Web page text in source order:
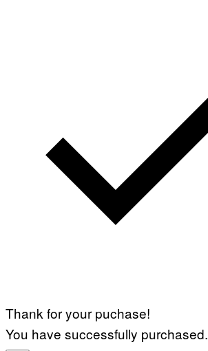
Thank for your puchase!
You have successfully purchased.